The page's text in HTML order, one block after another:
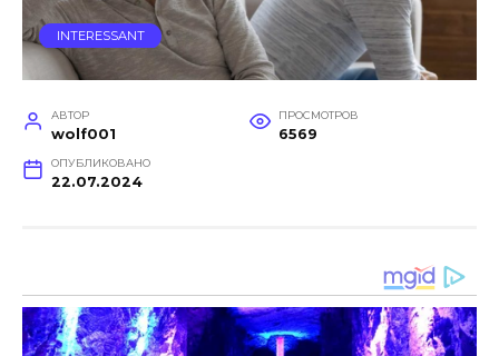
INTERESSANT
АВТОР
wolf001
ПРОСМОТРОВ
6569
ОПУБЛИКОВАНО
22.07.2024